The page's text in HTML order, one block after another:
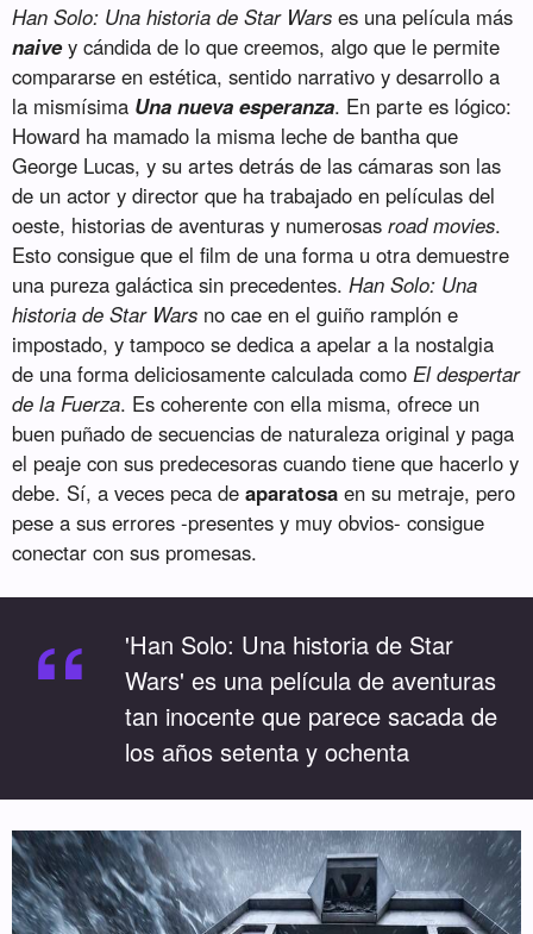
Han Solo: Una historia de Star Wars es una película más
naivey cándida de lo que creemos, algo que le permite
compararse en estética, sentido narrativo y desarrollo a
la mismísima Una nueva esperanza. En parte es lógico:
Howard ha mamado la misma leche de bantha que
George Lucas, y su artes detrás de las cámaras son las
de un actor y director que ha trabajado en películas del
oeste, historias de aventuras y numerosasroad movies.
Esto consigue que el film de una forma u otra demuestre
una pureza galáctica sin precedentes.Han Solo: Una
historia de Star Wars no cae en el guiño ramplón e
impostado, y tampoco se dedica a apelar a la nostalgia
de una forma deliciosamente calculada comoEl despertar
de la Fuerza. Es coherente con ella misma, ofrece un
buen puñado de secuencias de naturaleza original y paga
el peaje con sus predecesoras cuando tiene que hacerlo y
debe. Sí, a veces peca deaparatosa en su metraje, pero
pese a sus errores -presentes y muy obvios- consigue
conectar con sus promesas.
“
'Han Solo: Una historia de Star
Wars' es una película de aventuras
tan inocente que parece sacada de
los años setenta y ochenta